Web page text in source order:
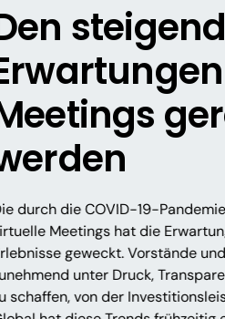
durch die COVID-19-
Meetings hat die
geweckt. Vorstände
unter Druck,
schaffen, von der